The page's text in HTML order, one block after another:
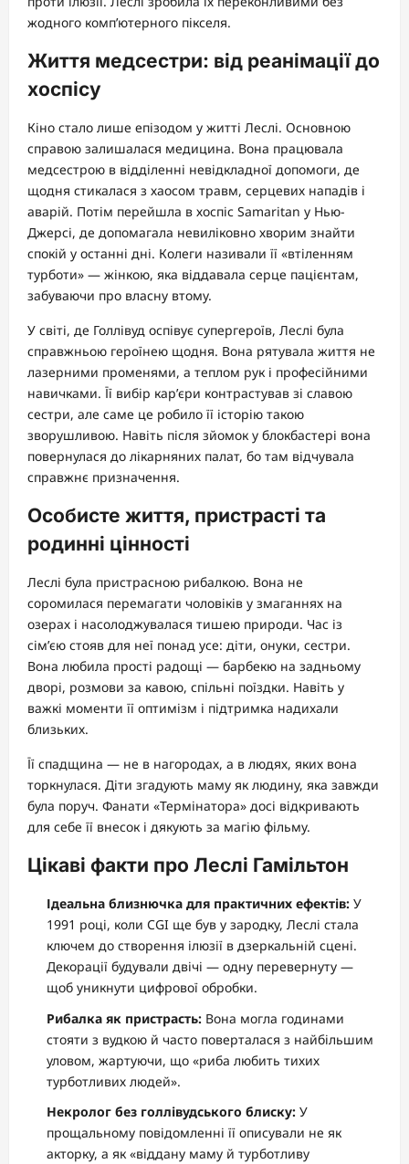
жодного комп’ютерного пікселя.
Життя медсестри: від реанімації до
хоспісу
Кіно стало лише епізодом у житті Леслі. Основною
справою залишалася медицина. Вона працювала
медсестрою в відділенні невідкладної допомоги, де
щодня стикалася з хаосом травм, серцевих нападів і
аварій. Потім перейшла в хоспіс Samaritan у Нью-
Джерсі, де допомагала невиліковно хворим знайти
спокій у останні дні. Колеги називали її «втіленням
турботи» — жінкою, яка віддавала серце пацієнтам,
забуваючи про власну втому.
У світі, де Голлівуд оспівує супергероїв, Леслі була
справжньою героїнею щодня. Вона рятувала життя не
лазерними променями, а теплом рук і професійними
навичками. Її вибір кар’єри контрастував зі славою
сестри, але саме це робило її історію такою
зворушливою. Навіть після зйомок у блокбастері вона
повернулася до лікарняних палат, бо там відчувала
справжнє призначення.
Особисте життя, пристрасті та
родинні цінності
Леслі була пристрасною рибалкою. Вона не
соромилася перемагати чоловіків у змаганнях на
озерах і насолоджувалася тишею природи. Час із
сім’єю стояв для неї понад усе: діти, онуки, сестри.
Вона любила прості радощі — барбекю на задньому
дворі, розмови за кавою, спільні поїздки. Навіть у
важкі моменти її оптимізм і підтримка надихали
близьких.
Її спадщина — не в нагородах, а в людях, яких вона
торкнулася. Діти згадують маму як людину, яка завжди
була поруч. Фанати «Термінатора» досі відкривають
для себе її внесок і дякують за магію фільму.
Цікаві факти про Леслі Гамільтон
Ідеальна близнючка для практичних ефектів: У
1991 році, коли CGI ще був у зародку, Леслі стала
ключем до створення ілюзії в дзеркальній сцені.
Декорації будували двічі — одну перевернуту —
щоб уникнути цифрової обробки.
Рибалка як пристрасть: Вона могла годинами
стояти з вудкою й часто поверталася з найбільшим
уловом, жартуючи, що «риба любить тихих
турботливих людей».
Некролог без голлівудського блиску: У
прощальному повідомленні її описували не як
акторку, а як «віддану маму й турботливу